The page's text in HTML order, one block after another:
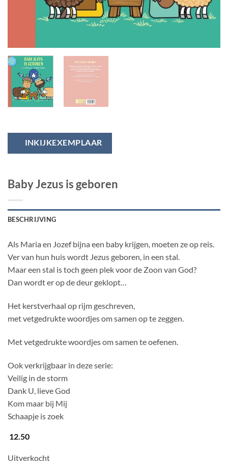
INKIJKEXEMPLAAR
Baby Jezus is geboren
BESCHRIJVING
Als Maria en Jozef bijna een baby krijgen, moeten ze op reis.
Ver van hun huis wordt Jezus geboren, in een stal.
Maar een stal is toch geen plek voor de Zoon van God?
Dan wordt er op de deur geklopt…
Het kerstverhaal op rijm geschreven,
met vetgedrukte woordjes om samen op te zeggen.
Met vetgedrukte woordjes om samen te oefenen.
Ook verkrijgbaar in deze serie:
Veilig in de storm
Dank U, lieve God
Kom maar bij Mij
Schaapje is zoek
12.50
Uitverkocht